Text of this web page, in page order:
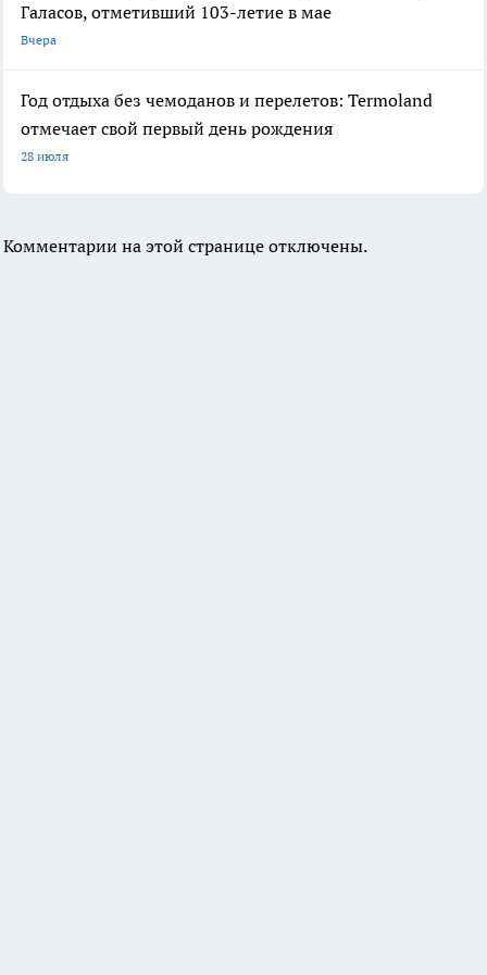
Галасов, отметивший 103-летие в мае
Вчера
Год отдыха без чемоданов и перелетов: Termoland
отмечает свой первый день рождения
28 июля
Комментарии на этой странице отключены.